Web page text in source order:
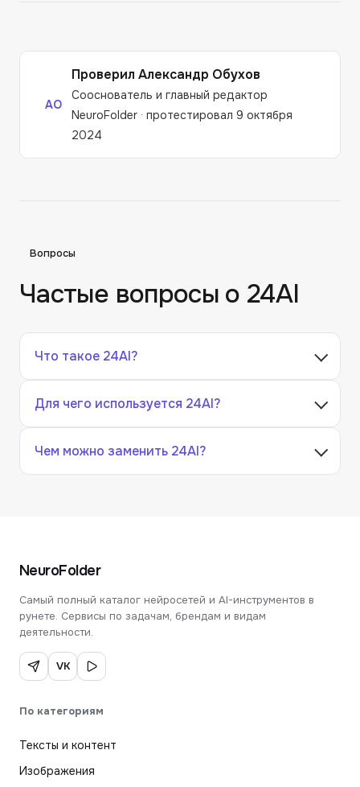
АО
Проверил Александр Обухов
Сооснователь и главный редактор
NeuroFolder · протестировал 9 октября
2024
Вопросы
Частые вопросы о 24AI
Что такое 24AI?
Для чего используется 24AI?
Чем можно заменить 24AI?
NeuroFolder
Самый полный каталог нейросетей и AI-инструментов в
рунете. Сервисы по задачам, брендам и видам
деятельности.
VK
По категориям
Тексты и контент
Изображения